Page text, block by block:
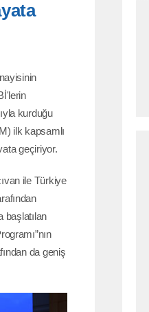
kurduğu
ilk kapsamlı
geçiriyor.
ile Türkiye
başlatılan
da geniş